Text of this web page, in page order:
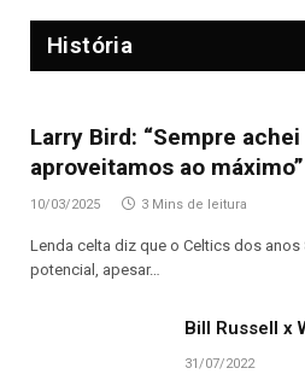
História
Larry Bird: “Sempre
aproveitamos ao máximo”
10/03/2025 3 Mins de leitura
Lenda celta diz que o Celtics dos anos
potencial, apesar…
Bill Russell x
31/07/2022